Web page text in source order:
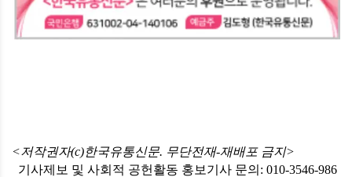
<저작권자(c)한국유통신문. 무단전재-재배포 금지>
기사제보 및 사회적 공헌활동 홍보기사 문의: 010-3546-986